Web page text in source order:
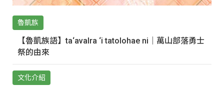
魯凱族
【魯凱族語】ta‘avalra ‘i tatolohae ni｜萬山部落勇士
祭的由來
文化介紹